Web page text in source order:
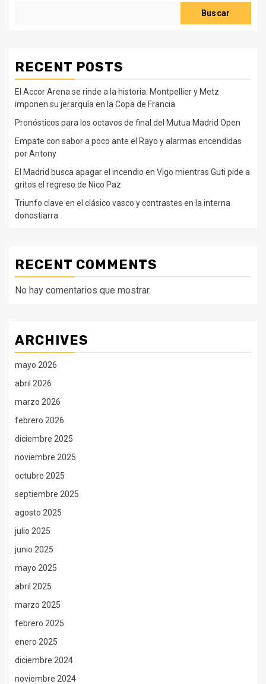
Buscar
RECENT POSTS
El Accor Arena se rinde a la historia: Montpellier y Metz
imponen su jerarquía en la Copa de Francia
Pronósticos para los octavos de final del Mutua Madrid Open
Empate con sabor a poco ante el Rayo y alarmas encendidas
por Antony
El Madrid busca apagar el incendio en Vigo mientras Guti pide a
gritos el regreso de Nico Paz
Triunfo clave en el clásico vasco y contrastes en la interna
donostiarra
RECENT COMMENTS
No hay comentarios que mostrar.
ARCHIVES
mayo 2026
abril 2026
marzo 2026
febrero 2026
diciembre 2025
noviembre 2025
octubre 2025
septiembre 2025
agosto 2025
julio 2025
junio 2025
mayo 2025
abril 2025
marzo 2025
febrero 2025
enero 2025
diciembre 2024
noviembre 2024